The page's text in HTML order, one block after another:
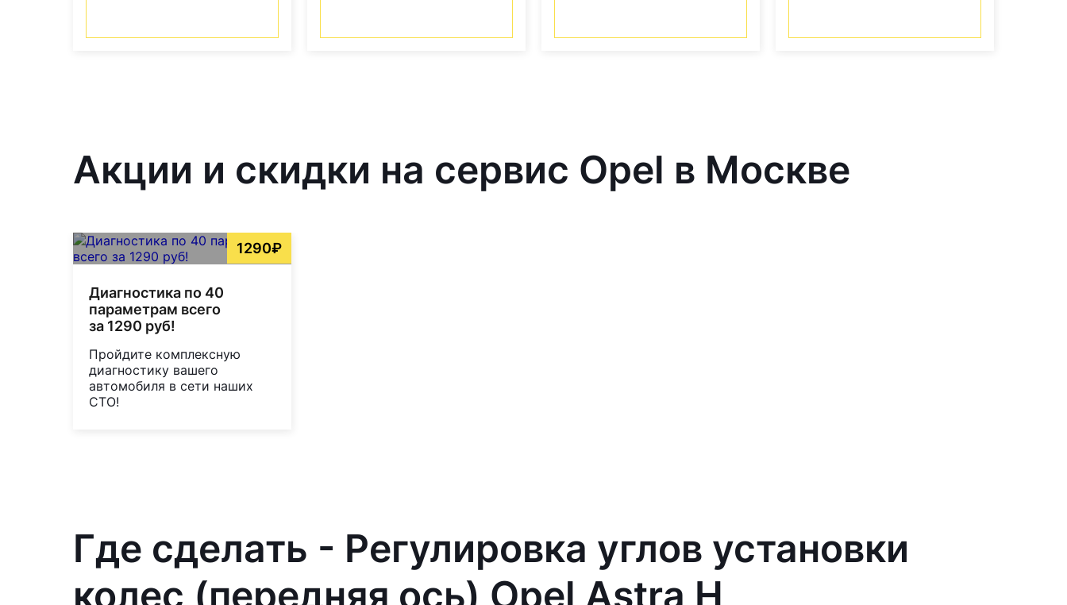
Акции и скидки на сервис Opel в Москве
1290₽
Диагностика по 40
параметрам всего
за 1290 руб!
Пройдите комплексную
диагностику вашего
автомобиля в сети наших
СТО!
Где сделать - Регулировка углов установки
колес (передняя ось) Opel Astra H